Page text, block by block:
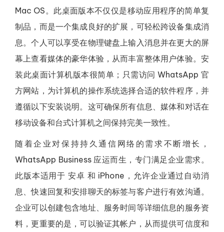
Mac OS。此桌面版本不仅仅是移动应用程序的简单复
制品，而是一个集成良好的扩展，可轻松跨设备集成消
息。个人可以享受在物理键盘上输入消息并在更大的屏
幕上查看媒体的豪华体验，从而丰富整体用户体验。安
装此桌面计算机版本很简单；只需访问 WhatsApp 官
方网站，为计算机的操作系统选择合适的软件程序，并
遵循以下安装说明。这可确保所有信息、媒体和对话在
移动设备和台式计算机之间保持完美一致性。
随着企业对保持持久通信网络的需求不断增长，
WhatsApp Business 应运而生，专门满足企业需求。
此版本适用于 安卓 和 iPhone，允许企业通过自动消
息、快速回复和安排聊天的标签与客户进行有效沟通。
企业可以创建包含地址、服务时间等详细信息的服务资
料，更重要的是，可以验证其帐户，从而提供可信度和